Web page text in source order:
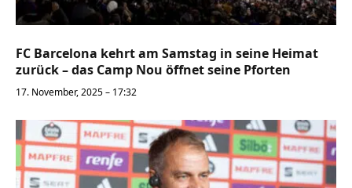
FC Barcelona kehrt am Samstag in seine Heimat
zurück – das Camp Nou öffnet seine Pforten
17. November, 2025 – 17:32